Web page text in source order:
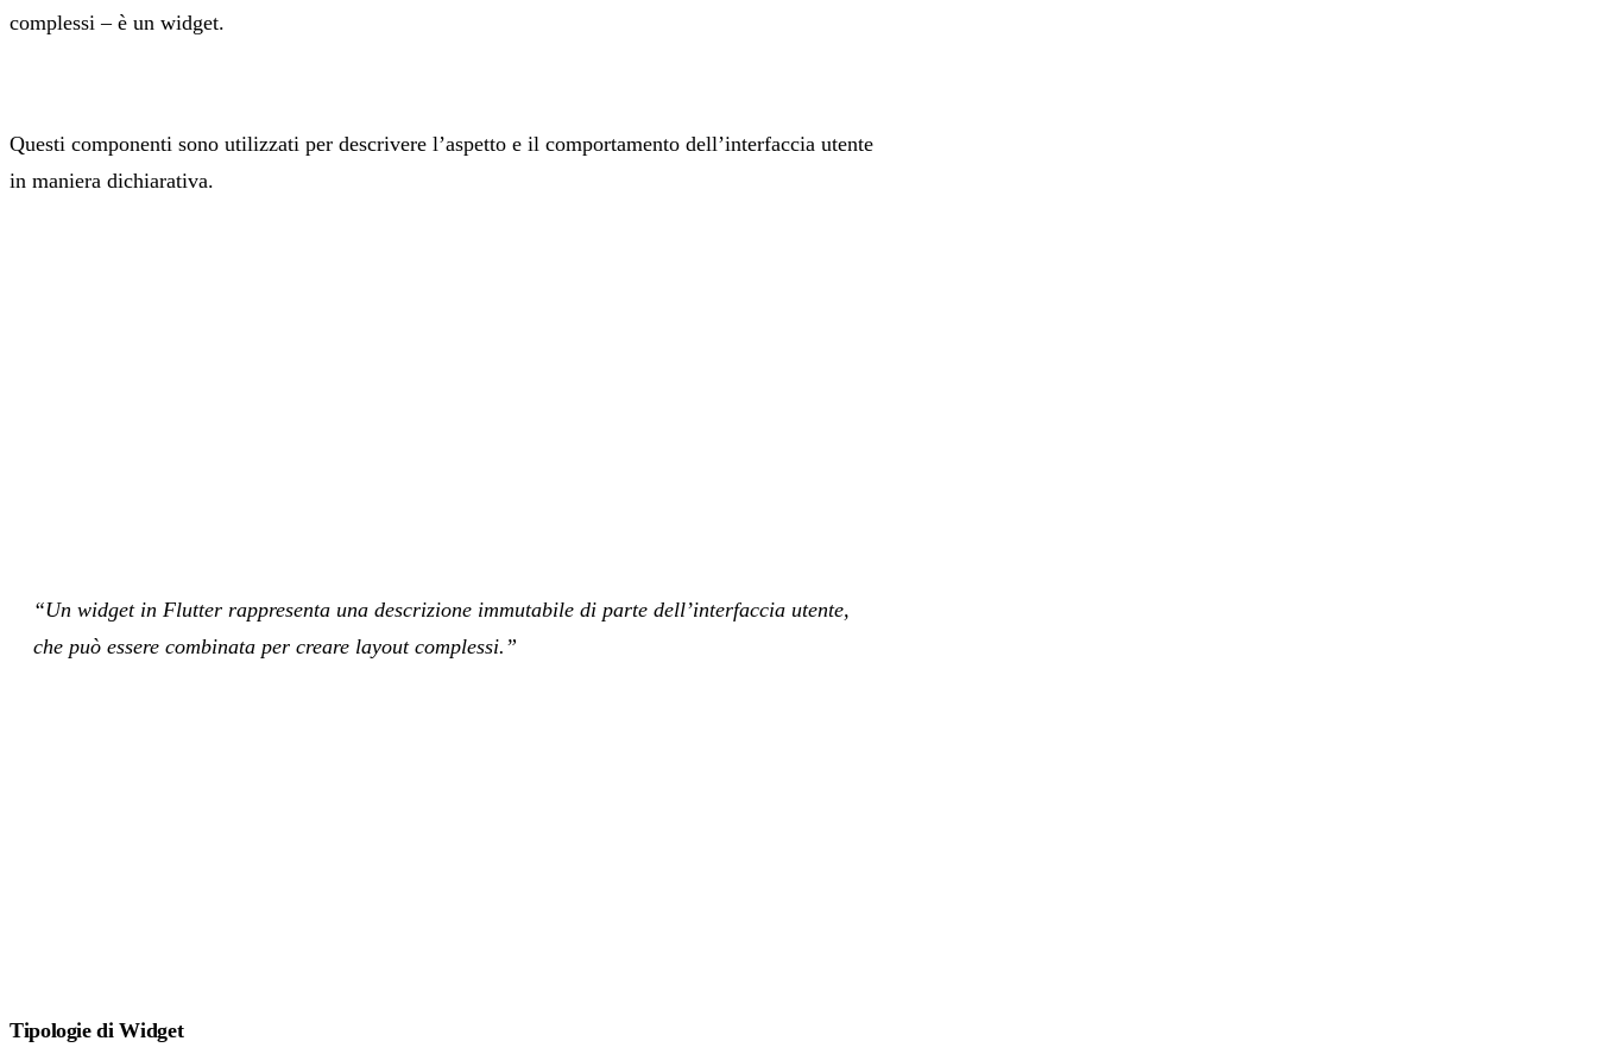
complessi – è un widget.
Questi componenti sono utilizzati per descrivere l’aspetto e il comportamento dell’interfaccia utente
in maniera dichiarativa.
“Un widget in Flutter rappresenta una descrizione immutabile di parte dell’interfaccia utente,
che può essere combinata per creare layout complessi.”
Tipologie di Widget